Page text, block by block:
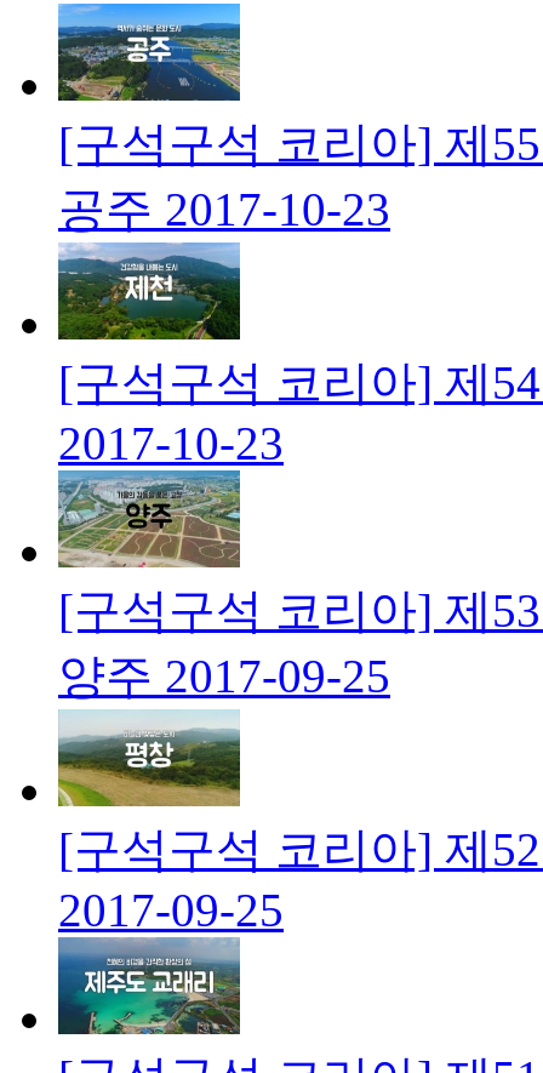
[구석구석 코리아] 제
공주 2017-10-23
[구석구석 코리아] 제
2017-10-23
[구석구석 코리아] 제
양주 2017-09-25
[구석구석 코리아] 제
2017-09-25